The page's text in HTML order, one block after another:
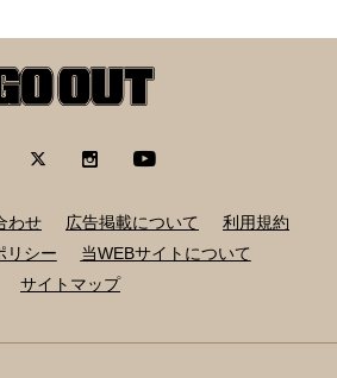
わせ 広告掲載について
利用規約
リシー
当WEBサイトについて
サイトマップ